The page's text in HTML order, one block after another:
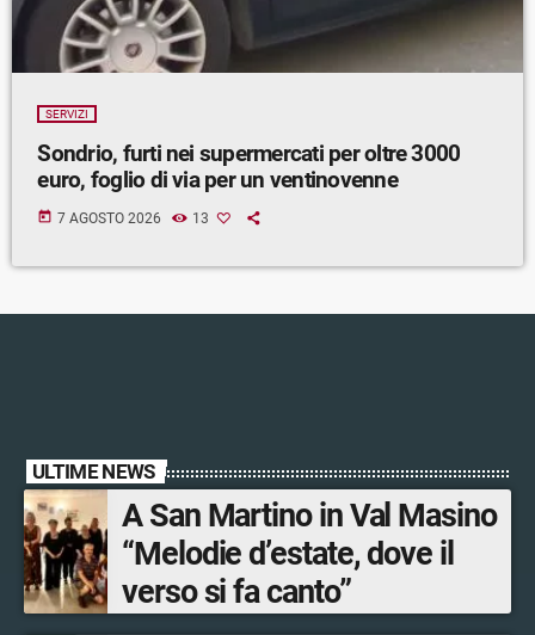
SERVIZI
Sondrio, furti nei supermercati per oltre 3000
euro, foglio di via per un ventinovenne
today 7 AGOSTO 2026 13
ULTIME NEWS
A San Martino in Val Masino
“Melodie d’estate, dove il
verso si fa canto”